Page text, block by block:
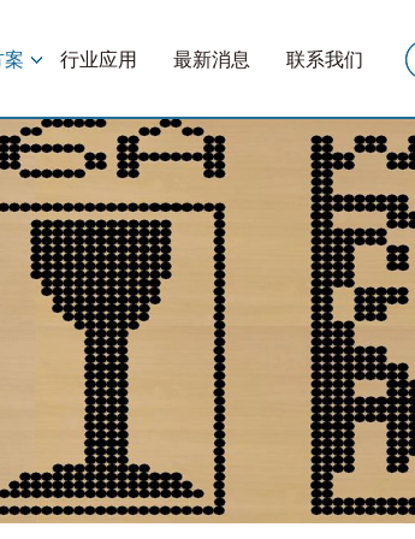
案 行业应用 最新消息 联系我们